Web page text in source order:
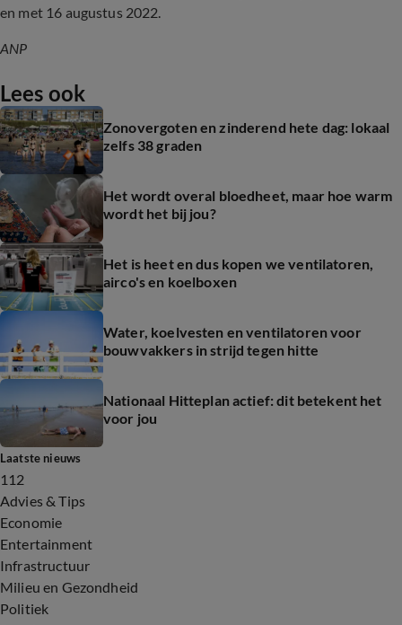
en met 16 augustus 2022.
ANP
Lees ook
Zonovergoten en zinderend hete dag: lokaal
zelfs 38 graden
Het wordt overal bloedheet, maar hoe warm
wordt het bij jou?
Het is heet en dus kopen we ventilatoren,
airco's en koelboxen
Water, koelvesten en ventilatoren voor
bouwvakkers in strijd tegen hitte
Nationaal Hitteplan actief: dit betekent het
voor jou
Laatste nieuws
112
Advies & Tips
Economie
Entertainment
Infrastructuur
Milieu en Gezondheid
Politiek